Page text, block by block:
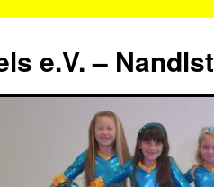
e.V. –